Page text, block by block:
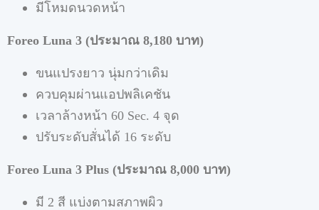
มีโหมดนวดหน้า
Foreo Luna 3 (ประมาณ 8,180 บาท)
ขนแปรงยาว นุ่มกว่าเดิม
ควบคุมผ่านแอปพลิเคชัน
เวลาล้างหน้า 60 Sec. 4 จุด
ปรับระดับสั่นได้ 16 ระดับ
Foreo Luna 3 Plus (ประมาณ 8,000 บาท)
มี 2 สี แบ่งตามสภาพผิว